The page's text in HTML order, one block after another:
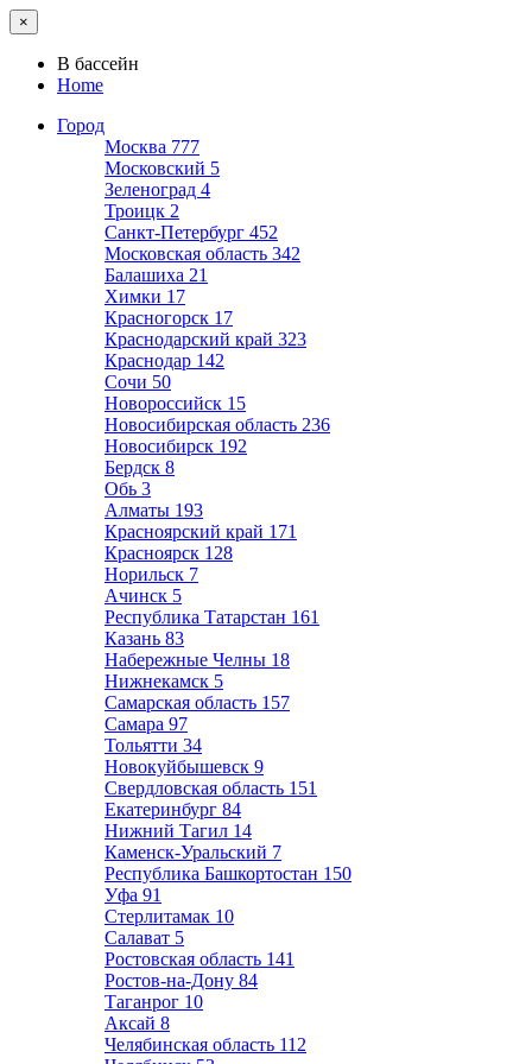
×
В бассейн
Home
Город
Москва 777
Московский 5
Зеленоград 4
Троицк 2
Санкт-Петербург 452
Московская область 342
Балашиха 21
Химки 17
Красногорск 17
Краснодарский край 323
Краснодар 142
Сочи 50
Новороссийск 15
Новосибирская область 236
Новосибирск 192
Бердск 8
Обь 3
Алматы 193
Красноярский край 171
Красноярск 128
Норильск 7
Ачинск 5
Республика Татарстан 161
Казань 83
Набережные Челны 18
Нижнекамск 5
Самарская область 157
Самара 97
Тольятти 34
Новокуйбышевск 9
Свердловская область 151
Екатеринбург 84
Нижний Тагил 14
Каменск-Уральский 7
Республика Башкортостан 150
Уфа 91
Стерлитамак 10
Салават 5
Ростовская область 141
Ростов-на-Дону 84
Таганрог 10
Аксай 8
Челябинская область 112